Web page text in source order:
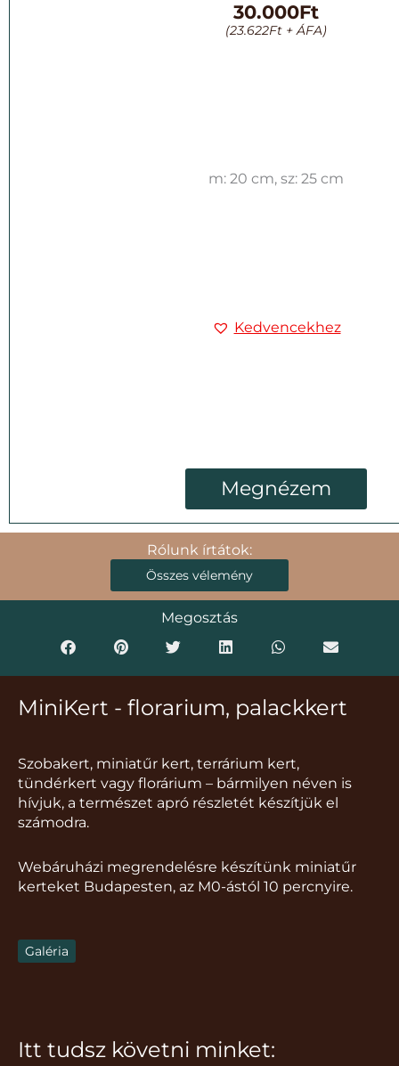
30.000Ft
(23.622Ft + ÁFA)
m: 20 cm, sz: 25 cm
Kedvencekhez
Megnézem
Rólunk írtátok:
Összes vélemény
Megosztás
MiniKert - florarium, palackkert
Szobakert, miniatűr kert, terrárium kert,
tündérkert vagy florárium – bármilyen néven is
hívjuk, a természet apró részletét készítjük el
számodra.
Webáruházi megrendelésre készítünk miniatűr
kerteket Budapesten, az M0-ástól 10 percnyire.
Galéria
Itt tudsz követni minket: